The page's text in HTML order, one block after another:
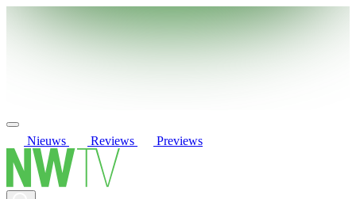
Nieuws Reviews Previews